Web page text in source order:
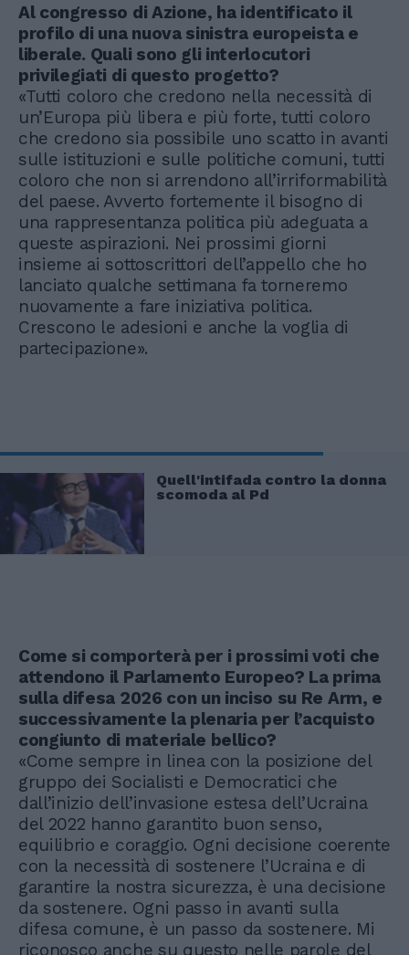
Al congresso di Azione, ha identificato il
profilo di una nuova sinistra europeista e
liberale. Quali sono gli interlocutori
privilegiati di questo progetto?
«Tutti coloro che credono nella necessità di
un’Europa più libera e più forte, tutti coloro
che credono sia possibile uno scatto in avanti
sulle istituzioni e sulle politiche comuni, tutti
coloro che non si arrendono all’irriformabilità
del paese. Avverto fortemente il bisogno di
una rappresentanza politica più adeguata a
queste aspirazioni. Nei prossimi giorni
insieme ai sottoscrittori dell’appello che ho
lanciato qualche settimana fa torneremo
nuovamente a fare iniziativa politica.
Crescono le adesioni e anche la voglia di
partecipazione».
Quell'intifada contro la donna
scomoda al Pd
Come si comporterà per i prossimi voti che
attendono il Parlamento Europeo? La prima
sulla difesa 2026 con un inciso su Re Arm, e
successivamente la plenaria per l’acquisto
congiunto di materiale bellico?
«Come sempre in linea con la posizione del
gruppo dei Socialisti e Democratici che
dall’inizio dell’invasione estesa dell’Ucraina
del 2022 hanno garantito buon senso,
equilibrio e coraggio. Ogni decisione coerente
con la necessità di sostenere l’Ucraina e di
garantire la nostra sicurezza, è una decisione
da sostenere. Ogni passo in avanti sulla
difesa comune, è un passo da sostenere. Mi
riconosco anche su questo nelle parole del